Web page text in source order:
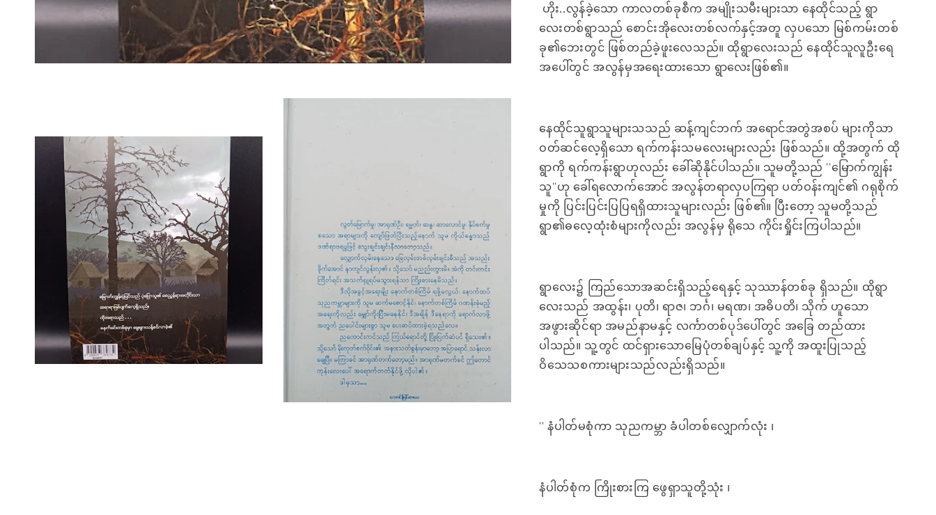
ဟိုး..လွန်ခဲ့သော ကာလတစ်ခုစီက အမျိုးသမီးများသာ နေထိုင်သည့် ရွာ
လေးတစ်ရွာသည် စောင်းအိုလေးတစ်လက်နှင့်အတူ လှပသော မြစ်ကမ်းတစ်
ခု၏ဘေးတွင် ဖြစ်တည်ခဲ့ဖူးလေသည်။ ထိုရွာလေးသည် နေထိုင်သူလူဦးရေ
အပေါ်တွင် အလွန်မှအရေးထားသော ရွာလေးဖြစ်၏။
နေထိုင်သူရွာသူများသသည် ဆန့်ကျင်ဘက် အရောင်အတွဲအစပ် များကိုသာ
ဝတ်ဆင်လေ့ရှိသော ရက်ကန်းသမလေးများလည်း ဖြစ်သည်။ ထို့အတွက် ထို
ရွာကို ရက်ကန်းရွာဟုလည်း ခေါ်ဆိုနိုင်ပါသည်။ သူမတို့သည် ''မြောက်ကျွန်း
သူ''ဟု ခေါ်ရလောက်အောင် အလွန်တရာလှပကြရာ ပတ်ဝန်းကျင်၏ ဂရုစိုက်
မှုကို ပြင်းပြင်းပြပြရရှိထားသူများလည်း ဖြစ်၏။ ပြီးတော့ သူမတို့သည်
ရွာ၏ဓလေ့ထုံးစံများကိုလည်း အလွန်မှ ရိုသေ ကိုင်းရှိုင်းကြပါသည်။
ရွာလေး၌ ကြည်သောအဆင်းရှိသည့်ရေနှင့် သုဿာန်တစ်ခု ရှိသည်။ ထိုရွာ
လေးသည် အထွန်း၊ ပုတိ၊ ရာဇ၊ ဘင်္ဂ၊ မရဏ၊ အဓိပတိ၊ သိုက် ဟူသော
အဖွားဆိုင်ရာ အမည်နာမနှင့် လင်္ကာတစ်ပုဒ်ပေါ်တွင် အခြေ တည်ထား
ပါသည်။ သူ့တွင် ထင်ရှားသောမြေပုံတစ်ချပ်နှင့် သူ့ကို အထူးပြုသည့်
ဝိသေသစကားများသည်လည်းရှိသည်။
'' နံပါတ်မစုံကာ သုညကမ္ဘာ ခံပါတစ်လျှောက်လုံး ၊
နံပါတ်စုံက ကြိုးစားကြ ဖွေရှာသူတို့သုံး ၊